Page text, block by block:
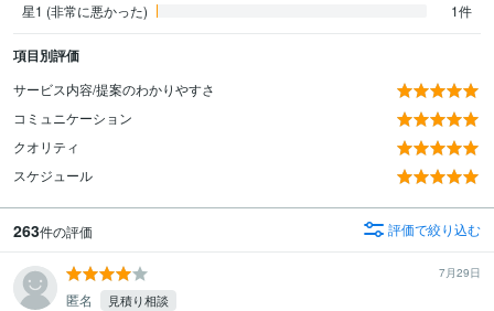
星1 (非常に悪かった)
1件
項目別評価
サービス内容/提案のわかりやすさ
コミュニケーション
クオリティ
スケジュール
263件の評価 評価で絞り込む
7月29日
匿名 見積り相談